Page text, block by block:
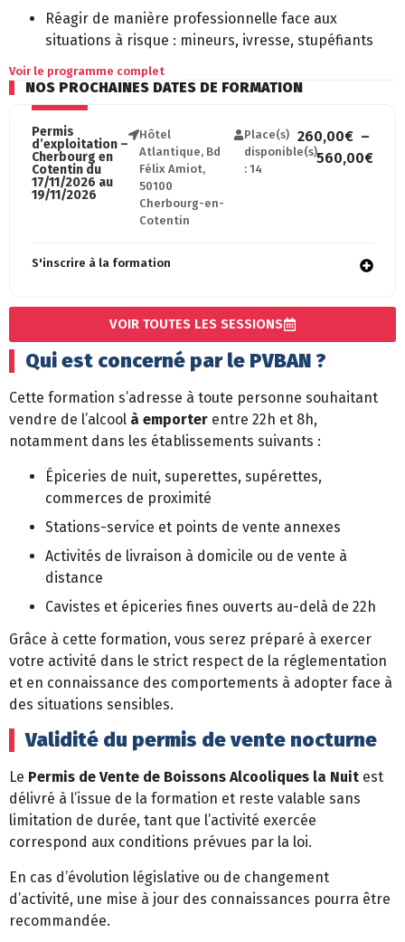
Réagir de manière professionnelle face aux
situations à risque : mineurs, ivresse, stupéfiants
Voir le programme complet
NOS PROCHAINES DATES DE FORMATION
Permis
d’exploitation –
Cherbourg en
Cotentin du
17/11/2026 au
19/11/2026
Hôtel
Atlantique, Bd
Félix Amiot,
50100
Cherbourg-en-
Cotentin
Place(s)
disponible(s)
: 14
260,00€ –
560,00€
S'inscrire à la formation​
VOIR TOUTES LES SESSIONS
Qui est concerné par le PVBAN ?
Cette formation s’adresse à toute personne souhaitant
vendre de l’alcool à emporter entre 22h et 8h,
notamment dans les établissements suivants :
Épiceries de nuit, superettes, supérettes,
commerces de proximité
Stations-service et points de vente annexes
Activités de livraison à domicile ou de vente à
distance
Cavistes et épiceries fines ouverts au-delà de 22h
Grâce à cette formation, vous serez préparé à exercer
votre activité dans le strict respect de la réglementation
et en connaissance des comportements à adopter face à
des situations sensibles.
Validité du permis de vente nocturne
Le Permis de Vente de Boissons Alcooliques la Nuit est
délivré à l’issue de la formation et reste valable sans
limitation de durée, tant que l’activité exercée
correspond aux conditions prévues par la loi.
En cas d’évolution législative ou de changement
d’activité, une mise à jour des connaissances pourra être
recommandée.